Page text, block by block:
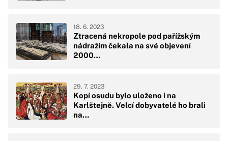
Ztracená nekropole pod pařížským
nádražím čekala na své objevení
2000…
18. 6. 2023
Kopí osudu bylo uloženo i na
Karlštejně. Velcí dobyvatelé ho brali
na…
29. 7. 2023